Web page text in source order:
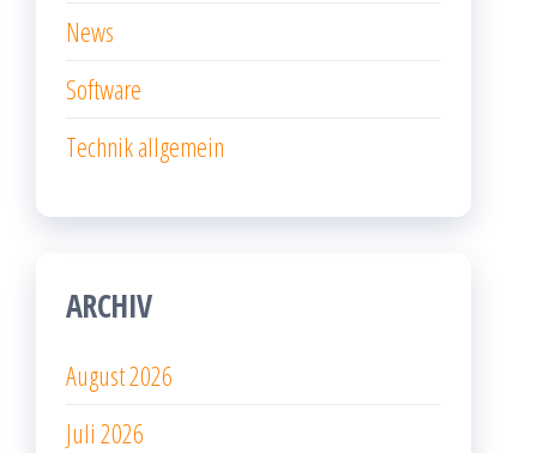
News
Software
Technik allgemein
ARCHIV
August 2026
Juli 2026